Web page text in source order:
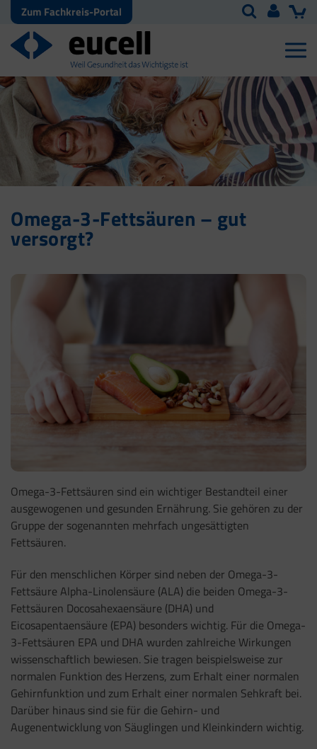
Zum Fachkreis-Portal
Omega-3-Fettsäuren – gut
versorgt?
Omega-3-Fettsäuren sind ein wichtiger Bestandteil einer
ausgewogenen und gesunden Ernährung. Sie gehören zu der
Gruppe der sogenannten mehrfach ungesättigten
Fettsäuren.
Für den menschlichen Körper sind neben der Omega-3-
Fettsäure Alpha-Linolensäure (ALA) die beiden Omega-3-
Fettsäuren Docosahexaensäure (DHA) und
Eicosapentaensäure (EPA) besonders wichtig. Für die Omega-
3-Fettsäuren EPA und DHA wurden zahlreiche Wirkungen
wissenschaftlich bewiesen. Sie tragen beispielsweise zur
normalen Funktion des Herzens, zum Erhalt einer normalen
Gehirnfunktion und zum Erhalt einer normalen Sehkraft bei.
Darüber hinaus sind sie für die Gehirn- und
Augenentwicklung von Säuglingen und Kleinkindern wichtig.